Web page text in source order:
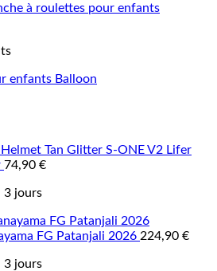
enfants Balloon
S-ONE V2 Lifer
74,90 €
3 jours
FG Patanjali 2026 224,90 €
3 jours